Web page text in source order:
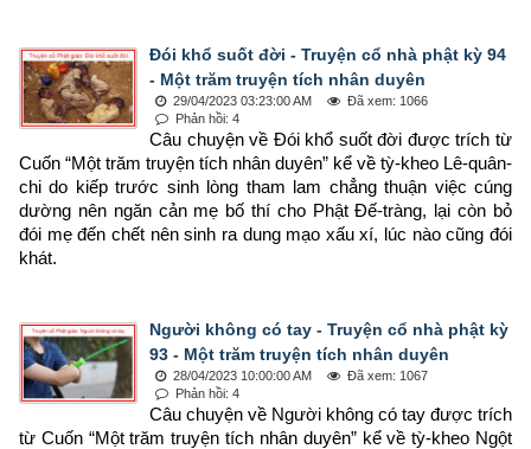
Đói khổ suốt đời - Truyện cổ nhà phật kỳ 94
- Một trăm truyện tích nhân duyên
29/04/2023 03:23:00 AM
Đã xem: 1066
Phản hồi: 4
Câu chuyện về Đói khổ suốt đời được trích từ
Cuốn “Một trăm truyện tích nhân duyên” kể về tỳ-kheo Lê-quân-
chi do kiếp trước sinh lòng tham lam chẳng thuận việc cúng
dường nên ngăn cản mẹ bố thí cho Phật Đế-tràng, lại còn bỏ
đói mẹ đến chết nên sinh ra dung mạo xấu xí, lúc nào cũng đói
khát.
Người không có tay - Truyện cổ nhà phật kỳ
93 - Một trăm truyện tích nhân duyên
28/04/2023 10:00:00 AM
Đã xem: 1067
Phản hồi: 4
Câu chuyện về Người không có tay được trích
từ Cuốn “Một trăm truyện tích nhân duyên” kể về tỳ-kheo Ngột